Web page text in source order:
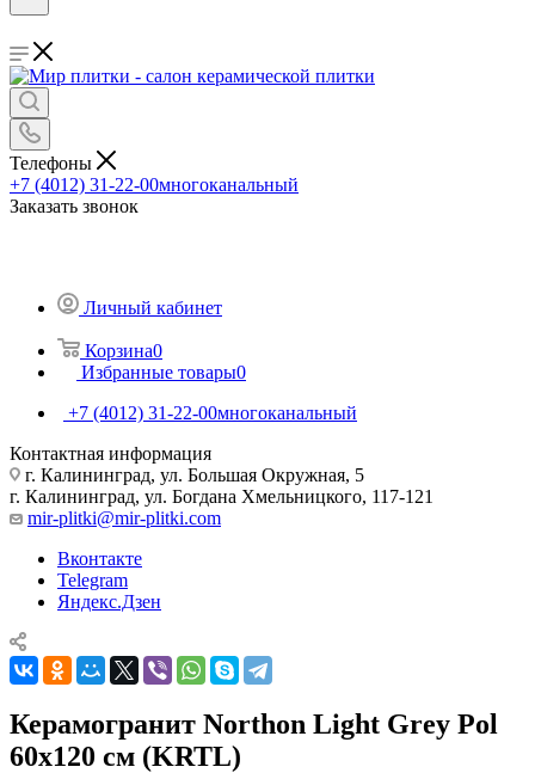
Телефоны
+7 (4012) 31-22-00многоканальный
Заказать звонок
Личный кабинет
Корзина0
Избранные товары0
+7 (4012) 31-22-00многоканальный
Контактная информация
г. Калининград, ул. Большая Окружная, 5
г. Калининград, ул. Богдана Хмельницкого, 117-121
mir-plitki@mir-plitki.com
Вконтакте
Telegram
Яндекс.Дзен
Керамогранит Northon Light Grey Pol
60x120 см (KRTL)